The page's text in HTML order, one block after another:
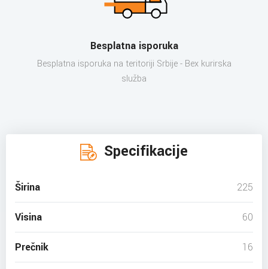
Besplatna isporuka
Besplatna isporuka na teritoriji Srbije - Bex kurirska
služba
Specifikacije
Širina 225
Visina 60
Prečnik 16